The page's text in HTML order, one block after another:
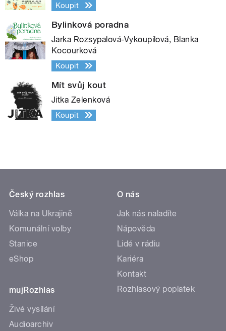
Koupit
Bylinková poradna
Jarka Rozsypalová-Vykoupilová, Blanka
Kocourková
Koupit
Mít svůj kout
Jitka Zelenková
Koupit
Český rozhlas
Válka na Ukrajině
Komunální volby
Stanice
eShop
mujRozhlas
Živé vysílání
Audioarchiv
O nás
Jak nás naladíte
Nápověda
Lidé v rádiu
Kariéra
Kontakt
Rozhlasový poplatek